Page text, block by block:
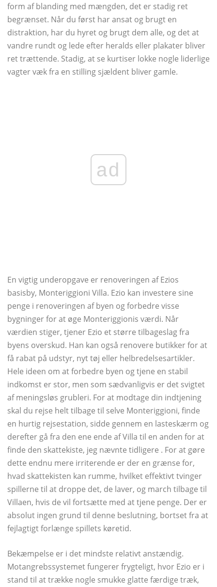
form af blanding med mængden, det er stadig ret
begrænset. Når du først har ansat og brugt en
distraktion, har du hyret og brugt dem alle, og det at
vandre rundt og lede efter heralds eller plakater bliver
ret trættende. Stadig, at se kurtiser lokke nogle liderlige
vagter væk fra en stilling sjældent bliver gamle.
ad
En vigtig underopgave er renoveringen af ​​Ezios
basisby, Monteriggioni Villa. Ezio kan investere sine
penge i renoveringen af ​​byen og forbedre visse
bygninger for at øge Monteriggionis værdi. Når
værdien stiger, tjener Ezio et større tilbageslag fra
byens overskud. Han kan også renovere butikker for at
få rabat på udstyr, nyt tøj eller helbredelsesartikler.
Hele ideen om at forbedre byen og tjene en stabil
indkomst er stor, men som sædvanligvis er det svigtet
af meningsløs grubleri. For at modtage din indtjening
skal du rejse helt tilbage til selve Monteriggioni, finde
en hurtig rejsestation, sidde gennem en lasteskærm og
derefter gå fra den ene ende af Villa til en anden for at
finde den skattekiste, jeg nævnte tidligere . For at gøre
dette endnu mere irriterende er der en grænse for,
hvad skattekisten kan rumme, hvilket effektivt tvinger
spillerne til at droppe det, de laver, og march tilbage til
Villaen, hvis de vil fortsætte med at tjene penge. Der er
absolut ingen grund til denne beslutning, bortset fra at
fejlagtigt forlænge spillets køretid.
Bekæmpelse er i det mindste relativt anstændig.
Motangrebssystemet fungerer frygteligt, hvor Ezio er i
stand til at trække nogle smukke glatte færdige træk,